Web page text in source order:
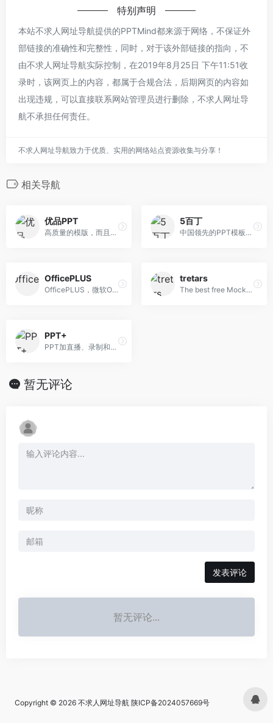
特别声明
本站不求人网址导航提供的PPTMind都来源于网络，不保证外
部链接的准确性和完整性，同时，对于该外部链接的指向，不
由不求人网址导航实际控制，在2019年8月25日 下午11:51收
录时，该网页上的内容，都属于合规合法，后期网页的内容如
出现违规，可以直接联系网站管理员进行删除，不求人网址导
航不承担任何责任。
不求人网址导航致力于优质、实用的网络站点资源收集与分享！
相关导航
优品PPT
高质量的模版，而且还有PPT图表，PPT背景图等资源
5百丁
中国领先的PPT模板共享平台
OfficePLUS
OfficePLUS，微软Office官方在线模板网站！
tretars
The best free Mockups from the Web
PPT+
PPT加直播、录制和分享—PPT+语音内容分享平台
暂无评论
发表评论
暂无评论...
Copyright © 2026 不求人网址导航 陕ICP备2024057669号